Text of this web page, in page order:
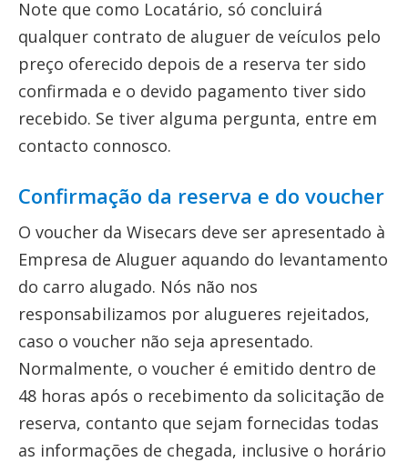
Note que como Locatário, só concluirá
qualquer contrato de aluguer de veículos pelo
preço oferecido depois de a reserva ter sido
confirmada e o devido pagamento tiver sido
recebido. Se tiver alguma pergunta, entre em
contacto connosco.
Confirmação da reserva e do voucher
O voucher da Wisecars deve ser apresentado à
Empresa de Aluguer aquando do levantamento
do carro alugado. Nós não nos
responsabilizamos por alugueres rejeitados,
caso o voucher não seja apresentado.
Normalmente, o voucher é emitido dentro de
48 horas após o recebimento da solicitação de
reserva, contanto que sejam fornecidas todas
as informações de chegada, inclusive o horário